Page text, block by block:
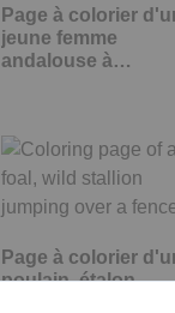
Page à colorier
jeune femme
andalouse à…
Page à colorier
poulain, étalon